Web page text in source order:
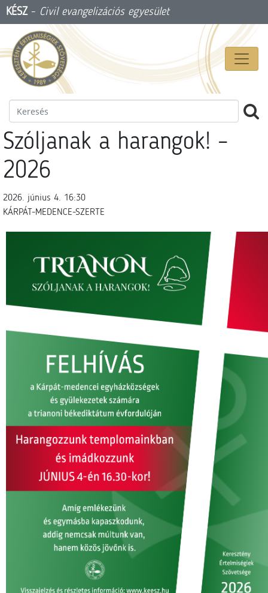
KÉSZ- Civil evangelizációs egyesület
Szóljanak a harangok! –
2026
2026. június 4. 16:30
KÁRPÁT-MEDENCE-SZERTE